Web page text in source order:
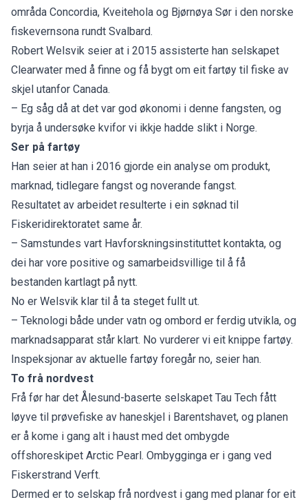
områda Concordia, Kveitehola og Bjørnøya Sør i den norske
fiskevernsona rundt Svalbard.
Robert Welsvik seier at i 2015 assisterte han selskapet
Clearwater med å finne og få bygt om eit fartøy til fiske av
skjel utanfor Canada.
– Eg såg då at det var god økonomi i denne fangsten, og
byrja å undersøke kvifor vi ikkje hadde slikt i Norge.
Ser på fartøy
Han seier at han i 2016 gjorde ein analyse om produkt,
marknad, tidlegare fangst og noverande fangst.
Resultatet av arbeidet resulterte i ein søknad til
Fiskeridirektoratet same år.
– Samstundes vart Havforskningsinstituttet kontakta, og
dei har vore positive og samarbeidsvillige til å få
bestanden kartlagt på nytt.
No er Welsvik klar til å ta steget fullt ut.
– Teknologi både under vatn og ombord er ferdig utvikla, og
marknadsapparat står klart. No vurderer vi eit knippe fartøy.
Inspeksjonar av aktuelle fartøy foregår no, seier han.
To frå nordvest
Frå før har det Ålesund-baserte selskapet Tau Tech fått
løyve til prøvefiske av haneskjel i Barentshavet, og planen
er å kome i gang alt i haust med det ombygde
offshoreskipet Arctic Pearl. Ombygginga er i gang ved
Fiskerstrand Verft.
Dermed er to selskap frå nordvest i gang med planar for eit